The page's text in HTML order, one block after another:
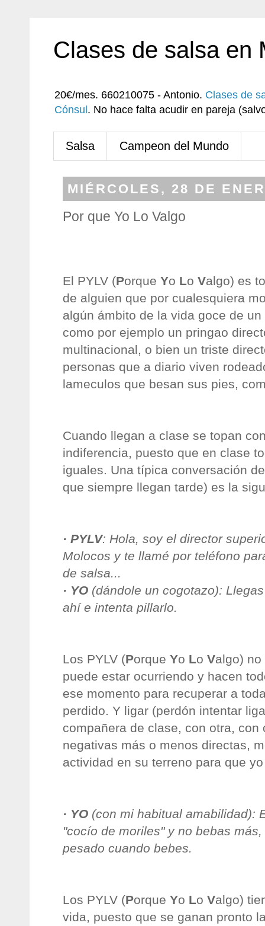
Clases de salsa en
20€/mes. 660210075 - Antonio. Clases de
Cónsul . No hace falta acudir en pareja
Salsa Campeon del Mundo
MIÉRCOLES, 28 DE
Por que Yo Lo Valgo
El PYLV (Porque Yo Lo Valgo) es
de alguien que por cualesquiera
algún ámbito de la vida goce de
como por ejemplo un pringao
multinacional, o bien un triste
personas que a diario viven
lameculos que besan sus pies,
Cuando llegan a clase se topan
indiferencia, puesto que en clase
iguales. Una típica conversación
que siempre llegan tarde) es la
· PYLV: Hola, soy el director
Molocos y te llamé por teléfono
de salsa...
· YO (dándole un cogotazo):
ahí e intenta pillarlo.
Los PYLV (Porque Yo Lo Valgo)
puede estar ocurriendo y hacen
ese momento para recuperar a
perdido. Y ligar (perdón intentar
compañera de clase, con otra, con
negativas más o menos directas,
actividad en su terreno para que
· YO (con mi habitual amabilidad):
"cocío de moriles" y no bebas
pesado cuando bebes.
Los PYLV (Porque Yo Lo Valgo)
vida, puesto que se ganan pronto